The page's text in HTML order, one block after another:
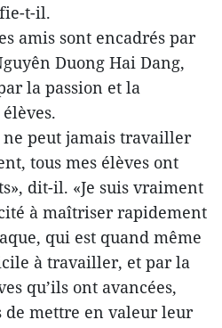
t-il.
amis sont encadrés par
Duong Hai Dang,
la passion et la
ne peut jamais travailler
tous mes élèves ont
dit-il. «Je suis vraiment
à maîtriser rapidement
qui est quand même
à travailler, et par la
qu’ils ont avancées,
de mettre en valeur leur